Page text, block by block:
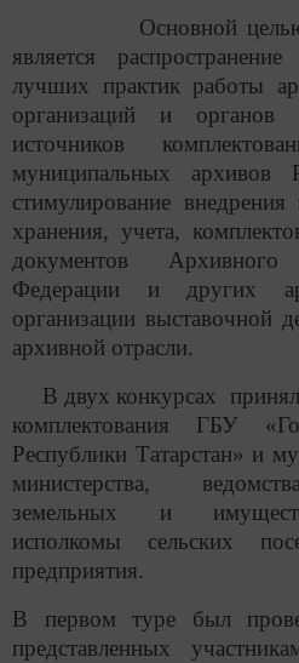
Основной
является
лучших практик работы
организаций и органов
источников
муниципальных архивов
стимулирование
хранения, учета,
документов
Федерации и других
организации выставочной
архивной отрасли.
В двух конкурсах
комплектования ГБУ
Республики Татарстан» и
министерства,
земельных и
исполкомы сельских
предприятия.
В первом туре был
представленных